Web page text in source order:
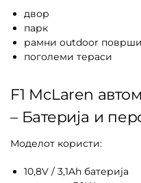
двор
парк
рамни outdoor
поголеми тераси
F1 McLaren
– Батерија и
Моделот користи:
10,8V / 3,1Ah батерија